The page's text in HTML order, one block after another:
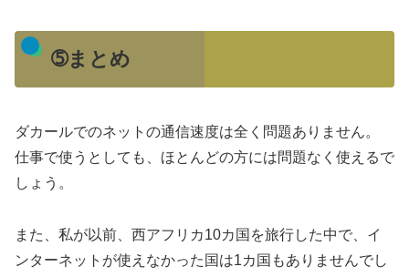
➄まとめ
ダカールでのネットの通信速度は全く問題ありません。
仕事で使うとしても、ほとんどの方には問題なく使えるで
しょう。
また、私が以前、西アフリカ10カ国を旅行した中で、イ
ンターネットが使えなかった国は1カ国もありませんでし